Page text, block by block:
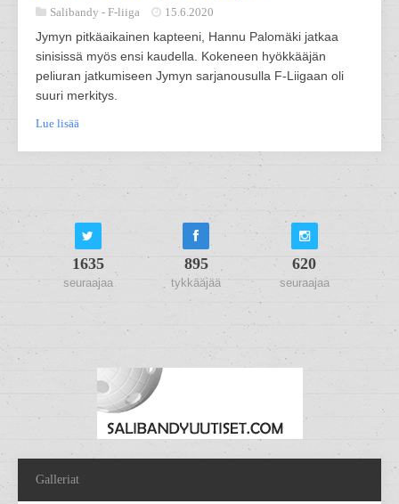
Salibandy - F-liiga 15.6.2020
Jymyn pitkäaikainen kapteeni, Hannu Palomäki jatkaa
sinisissä myös ensi kaudella. Kokeneen hyökkääjän
peliuran jatkumiseen Jymyn sarjanousulla F-Liigaan oli
suuri merkitys.
Lue lisää
1635
seuraajaa
895
tykkääjää
620
seuraajaa
Galleriat